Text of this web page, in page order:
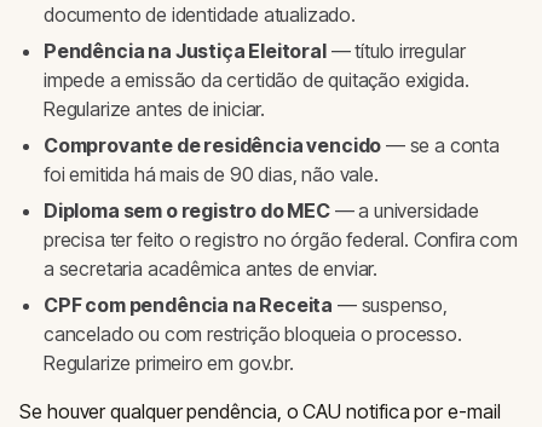
documento de identidade atualizado.
Pendência na Justiça Eleitoral— título irregular
impede a emissão da certidão de quitação exigida.
Regularize antes de iniciar.
Comprovante de residência vencido — se a conta
foi emitida há mais de 90 dias, não vale.
Diploma sem o registro do MEC— a universidade
precisa ter feito o registro no órgão federal. Confira com
a secretaria acadêmica antes de enviar.
CPF com pendência na Receita — suspenso,
cancelado ou com restrição bloqueia o processo.
Regularize primeiro em gov.br.
Se houver qualquer pendência, o CAU notifica por e-mail